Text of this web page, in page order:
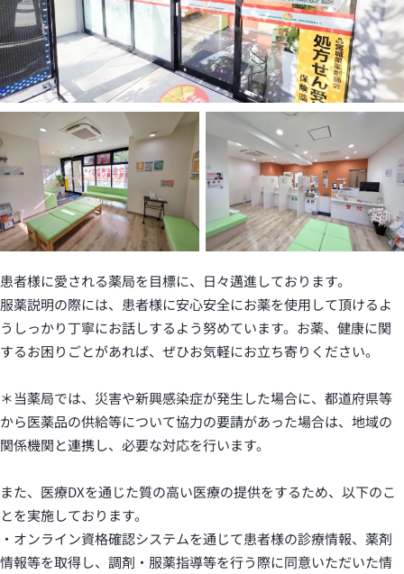
患者様に愛される薬局を目標に、日々邁進しております。
服薬説明の際には、患者様に安心安全にお薬を使用して頂けるよ
うしっかり丁寧にお話しするよう努めています。お薬、健康に関
するお困りごとがあれば、ぜひお気軽にお立ち寄りください。
＊当薬局では、災害や新興感染症が発生した場合に、都道府県等
から医薬品の供給等について協力の要請があった場合は、地域の
関係機関と連携し、必要な対応を行います。
また、医療DXを通じた質の高い医療の提供をするため、以下のこ
とを実施しております。
・オンライン資格確認システムを通じて患者様の診療情報、薬剤
情報等を取得し、調剤・服薬指導等を行う際に同意いただいた情